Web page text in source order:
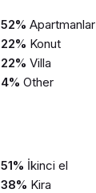
52% Apartmanlar
22% Konut
22% Villa
4% Other
51% İkinci el
38% Kira